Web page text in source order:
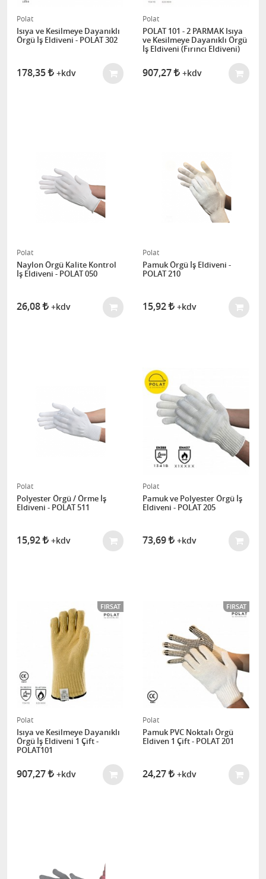
Polat
Isıya ve Kesilmeye Dayanıklı
Örgü İş Eldiveni - POLAT 302
178,35 +kdv
Polat
POLAT 101 - 2 PARMAK Isıya
ve Kesilmeye Dayanıklı Örgü
İş Eldiveni (Fırıncı Eldiveni)
907,27 +kdv
Polat
Naylon Örgü Kalite Kontrol
İş Eldiveni - POLAT 050
26,08 +kdv
Polat
Pamuk Örgü İş Eldiveni -
POLAT 210
15,92 +kdv
Polat
Polyester Örgü / Örme İş
Eldiveni - POLAT 511
15,92 +kdv
Polat
Pamuk ve Polyester Örgü İş
Eldiveni - POLAT 205
73,69 +kdv
FIRSAT
Polat
Isıya ve Kesilmeye Dayanıklı
Örgü İş Eldiveni 1 Çift -
POLAT101
907,27 +kdv
FIRSAT
Polat
Pamuk PVC Noktalı Örgü
Eldiven 1 Çift - POLAT 201
24,27 +kdv